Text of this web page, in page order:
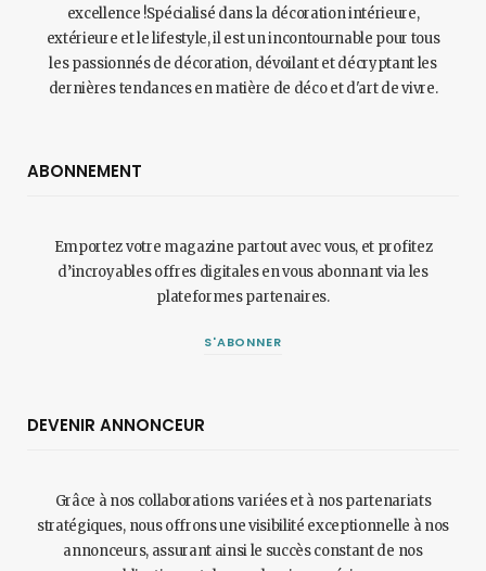
excellence !Spécialisé dans la décoration intérieure,
extérieure et le lifestyle, il est un incontournable pour tous
les passionnés de décoration, dévoilant et décryptant les
dernières tendances en matière de déco et d'art de vivre.
ABONNEMENT
Emportez votre magazine partout avec vous, et profitez
d’incroyables offres digitales en vous abonnant via les
plateformes partenaires.
S'ABONNER
DEVENIR ANNONCEUR
Grâce à nos collaborations variées et à nos partenariats
stratégiques, nous offrons une visibilité exceptionnelle à nos
annonceurs, assurant ainsi le succès constant de nos